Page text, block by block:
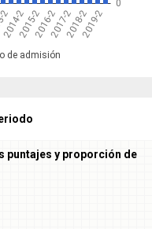
puntajes y proporción de